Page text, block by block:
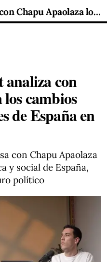
Quorum Podcast analiza con Chapu Apaolaza los cambios políticos y sociales de España en los últimos años
analiza con
cambios
de España en
con Chapu Apaolaza
y social de España,
político